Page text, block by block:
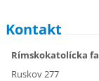
Kontakt
Rímskokatolícka
Ruskov 277